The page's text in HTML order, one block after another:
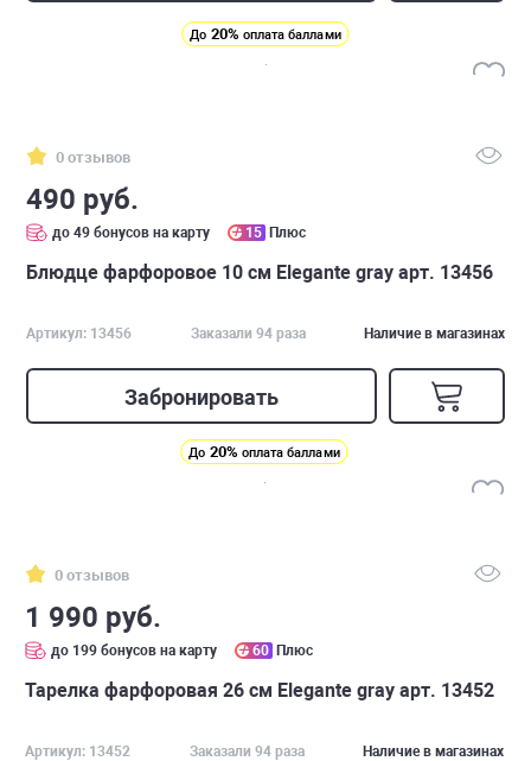
До 20% оплата баллами
0 отзывов
490 руб.
до 49 бонусов на карту 15 Плюс
Блюдце фарфоровое 10 см Elegante gray арт. 13456
Артикул: 13456 Заказали 94 раза Наличие в магазинах
Забронировать
До 20% оплата баллами
0 отзывов
1 990 руб.
до 199 бонусов на карту 60 Плюс
Тарелка фарфоровая 26 см Elegante gray арт. 13452
Артикул: 13452 Заказали 94 раза Наличие в магазинах